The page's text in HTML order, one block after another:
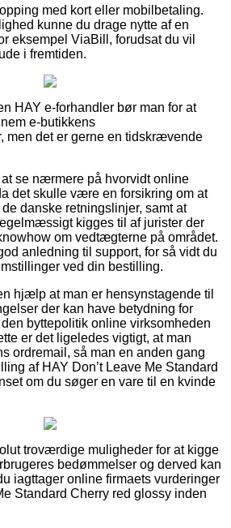
med kort eller mobilbetaling.
kunne du drage nytte af en
eksempel ViaBill, forudsat du vil
i fremtiden.
HAY e-forhandler bør man for at
e-butikkens
men det er gerne en tidskrævende
se nærmere på hvorvidt online
det skulle være en forsikring om at
danske retningslinjer, samt at
kigges til af jurister der
om vedtægterne på området.
anledning til support, for så vidt du
ved din bestilling.
hjælp at man er hensynstagende til
der kan have betydning for
byttepolitik online virksomheden
er det ligeledes vigtigt, at man
ordremail, så man en anden gang
af HAY Don’t Leave Me Standard
om du søger en vare til en kvinde
troværdige muligheder for at kigge
bedømmelser og derved kan
iagttager online firmaets vurderinger
Standard Cherry red glossy inden